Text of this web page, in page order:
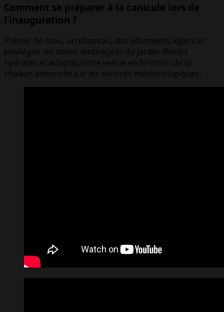
Comment se préparer à la canicule lors de
l’inauguration ?
Prévoir de l’eau, un chapeau, des vêtements légers et
privilégier les zones ombragées du jardin. Restez
hydratés et adaptez votre venue en fonction de la
chaleur annoncée par les services météorologiques.